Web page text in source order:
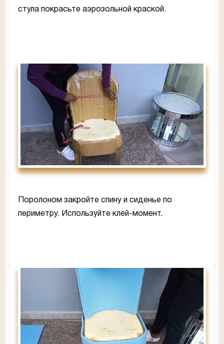
стула покрасьте аэрозольной краской.
Поролоном закройте спину и сиденье по
периметру. Используйте клей-момент.